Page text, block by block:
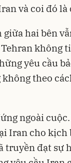
và coi đó
giữa hai bên
không
yêu cầu
theo
ngoài
Iran cho kịch
truyền đạt sự